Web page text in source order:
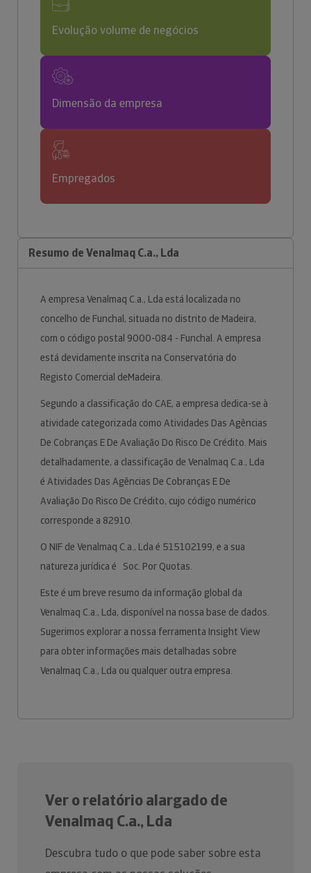
Evolução volume de negócios
Dimensão da empresa
Empregados
Resumo de Venalmaq C.a., Lda
A empresa Venalmaq C.a., Lda está localizada no
concelho de Funchal, situada no distrito de Madeira,
com o código postal 9000-084 - Funchal. A empresa
está devidamente inscrita na Conservatória do
Registo Comercial deMadeira.
Segundo a classificação do CAE, a empresa dedica-se à
atividade categorizada como Atividades Das Agências
De Cobranças E De Avaliação Do Risco De Crédito. Mais
detalhadamente, a classificação de Venalmaq C.a., Lda
é Atividades Das Agências De Cobranças E De
Avaliação Do Risco De Crédito, cujo código numérico
corresponde a 82910.
O NIF de Venalmaq C.a., Lda é 515102199, e a sua
natureza jurídica é Soc. Por Quotas.
Este é um breve resumo da informação global da
Venalmaq C.a., Lda, disponível na nossa base de dados.
Sugerimos explorar a nossa ferramenta Insight View
para obter informações mais detalhadas sobre
Venalmaq C.a., Lda ou qualquer outra empresa.
Ver o relatório alargado de
Venalmaq C.a., Lda
Descubra tudo o que pode saber sobre esta